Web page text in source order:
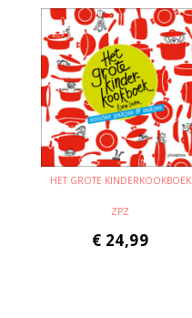
HET GROTE KINDERKOOKBOEK
ZPZ
€ 24,99